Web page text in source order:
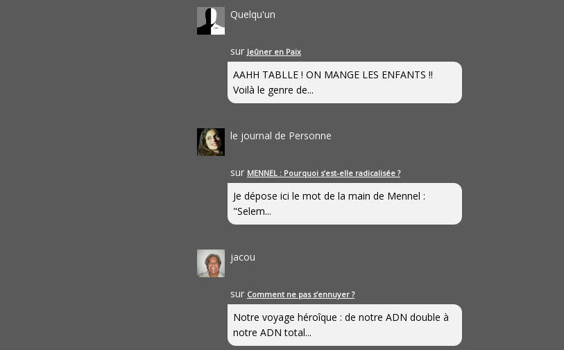
Quelqu'un
sur Jeûner en Paix
AAHH TABLLE ! ON MANGE LES ENFANTS !!
Voilà le genre de...
le journal de Personne
sur MENNEL : Pourquoi s’est-elle radicalisée ?
Je dépose ici le mot de la main de Mennel :
"Selem...
jacou
sur Comment ne pas s’ennuyer ?
Notre voyage héroîque : de notre ADN double à
notre ADN total...